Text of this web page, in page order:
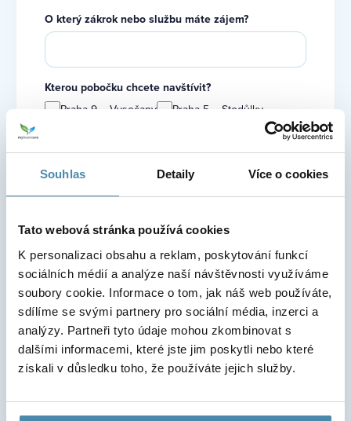
Souhlas Detaily Více o cookies
Tato webová stránka používá cookies
K personalizaci obsahu a reklam, poskytování funkcí
sociálních médií a analýze naší návštěvnosti využíváme
soubory cookie. Informace o tom, jak náš web používáte,
sdílíme se svými partnery pro sociální média, inzerci a
analýzy. Partneři tyto údaje mohou zkombinovat s
dalšími informacemi, které jste jim poskytli nebo které
získali v důsledku toho, že používáte jejich služby.
O který zákrok nebo službu máte zájem?
Kterou pobočku chcete navštívit?
Praha 9 – Vysočany
Praha 5 – Stodůlky
Už jste nás v minulosti navštívili?
Ne
Telefonní číslo